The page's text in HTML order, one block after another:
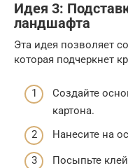
Идея 3:
ландшафта
Эта идея позволяет
которая подчеркнет
Создайте
картона.
Нанесите на
Посыпьте